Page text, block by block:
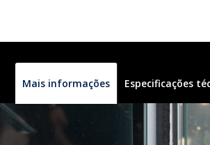
Mais informações Especificações